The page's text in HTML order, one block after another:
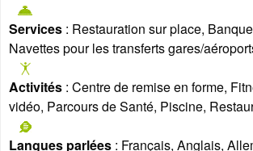
Services : Restauration sur place,
Navettes pour les transferts gares/
Activités : Centre de remise en forme,
vidéo, Parcours de Santé, Piscine,
Langues parlées : Français, Anglais,